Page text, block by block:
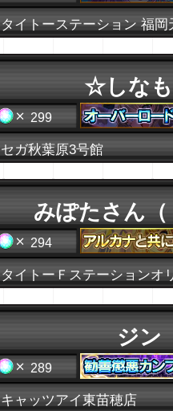
タイトーステーション 福岡
☆しな
299
セガ秋葉原3号館
みぽたさん（
294
タイトーＦステーションオ
ジン
289
キャッツアイ東苗穂店